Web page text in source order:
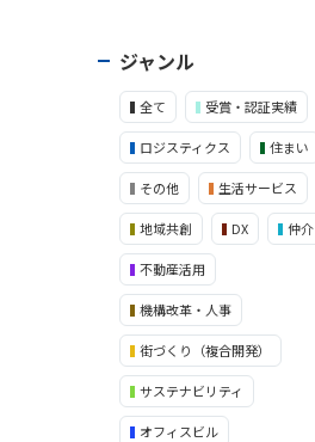
ジャンル
全て 受賞・認証実績
ロジスティクス 住まい
その他 生活サービス
地域共創 DX 仲介
不動産活用
機構改革・人事
街づくり（複合開発）
サステナビリティ
オフィスビル